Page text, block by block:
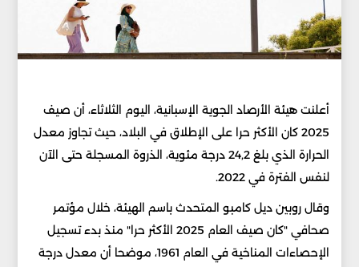
أعلنت هيئة الأرصاد الجوية الإسبانية، اليوم الثلاثاء، أن صيف
2025 كان الأكثر حرا على الإطلاق في البلاد، حيث تجاوز معدل
الحرارة الذي بلغ 24,2 درجة مئوية، الذروة المسجلة حتى الآن
لنفس الفترة في 2022.
وقال روبين ديل كامبو المتحدث باسم الهيئة، خلال مؤتمر
صحافي "كان صيف العام 2025 الأكثر حرا" منذ بدء تسجيل
الإحصاءات المناخية في العام 1961، موضحا أن معدل درجة